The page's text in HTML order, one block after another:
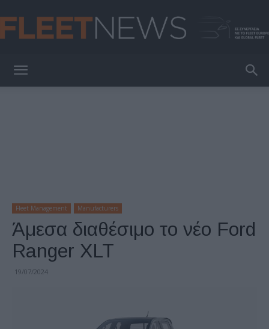
Fleet Management Manufacturers
Άμεσα διαθέσιμο το νέο Ford
Ranger XLT
19/07/2024